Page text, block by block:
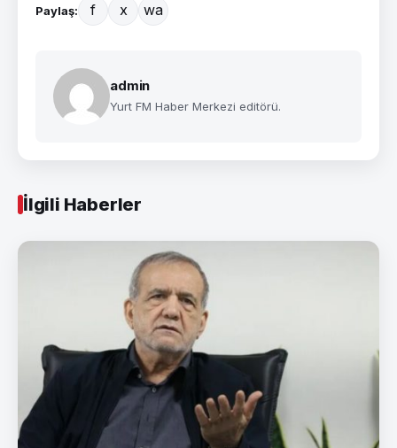
Paylaş: f x wa
admin
Yurt FM Haber Merkezi editörü.
İlgili Haberler